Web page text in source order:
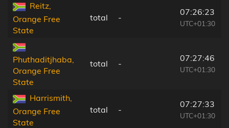
Reitz,
Orange Free
State
total -
07:26:23
UTC+01:30
Phuthaditjhaba,
Orange Free
State
total -
07:27:46
UTC+01:30
Harrismith,
Orange Free
State
total -
07:27:33
UTC+01:30